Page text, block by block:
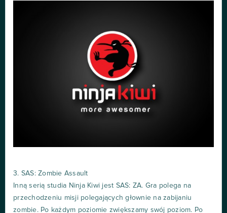
3. SAS: Zombie Assault
Inną serią studia Ninja Kiwi jest SAS: ZA. Gra polega na
przechodzeniu misji polegających głownie na zabijaniu
zombie. Po każdym poziomie zwiększamy swój poziom. Po